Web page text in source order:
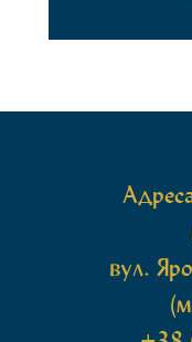
Богородиці села
вул.